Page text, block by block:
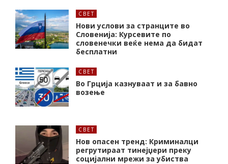
СВЕТ
Нови услови за странците во
Словенија: Курсевите по
словенечки веќе нема да бидат
бесплатни
СВЕТ
Во Грција казнуваат и за бавно
возење
СВЕТ
Нов опасен тренд: Криминалци
регрутираат тинејџери преку
социјални мрежи за убиства